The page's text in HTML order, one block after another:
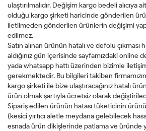
ulaştırılmalıdır. Değişim kargo bedeli alıcıya
olduğu kargo şirketi haricinde gönderilen
iletilmeden gönderilen ürünlerin değişimi
edilmez.
Satın alınan ürünün hatalı ve defolu
aldığınız gün içerisinde sayfamızdaki online
yada whatsapp hattı üzerinden bizimle
gerekmektedir. Bu bilgileri takiben
kargo şirketi ile bize ulaştıracağınız hatalı
ürün olmak şartıyla ücretsiz olarak
Sipariş edilen ürünün hatası tüketicinin ürünü
(kesici yırtıcı aletle meydana gelebilecek
esnada ürün dikişlerinde patlama ve üründe